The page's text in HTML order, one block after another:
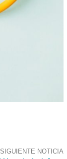
SIGUIENTE NOTICIA